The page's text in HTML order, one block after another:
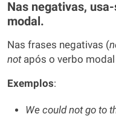
Nas negativas,
modal.
Nas frases negativas (
notapós o verbo modal
Exemplos:
We could not go to